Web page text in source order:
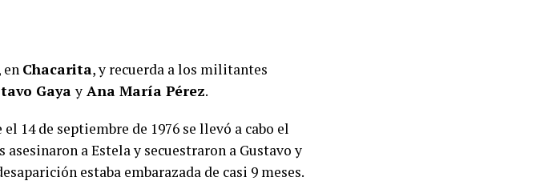
en Chacarita, y recuerda a los militantes
Gayay Ana María Pérez.
14 de septiembre de 1976 se llevó a cabo el
a Estela y secuestraron a Gustavo y
estaba embarazada de casi 9 meses.